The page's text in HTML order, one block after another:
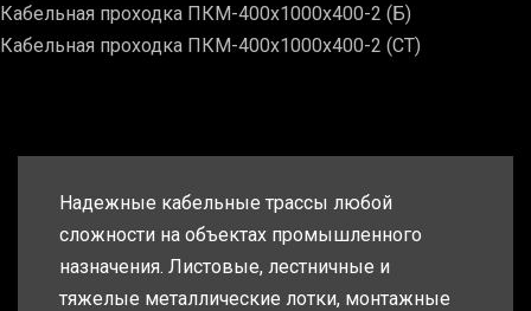
Кабельная проходка ПКМ-400х1000х400-2 (Б)
Кабельная проходка ПКМ-400х1000х400-2 (СТ)
Надежные кабельные трассы любой
сложности на объектах промышленного
назначения. Листовые, лестничные и
тяжелые металлические лотки, монтажные